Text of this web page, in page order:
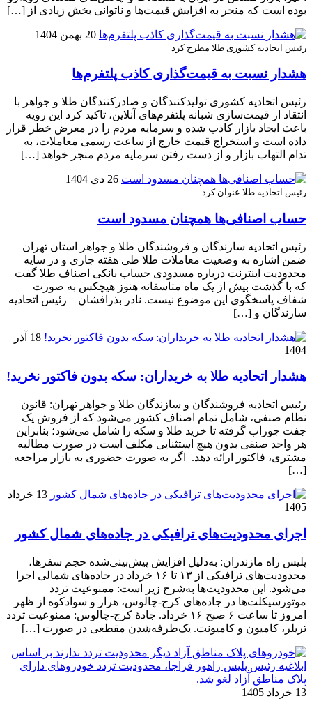
بوده است که منجر به افزایش قیمت‌ها و ناتوانی بخش زیادی از […]
20 بهمن 1404
رئیس اتحادیه کشوری طلا مطرح کرد
هشدار نسبت به قیمت‌گذاری کاذب پلتفرم‌ها
رئیس اتحادیه کشوری تولیدکنندگان و صادرکنندگان طلا و جواهر با
انتقاد از قیمت‌سازی شبانه پلتفرم‌های آنلاین، تاکید کرد این رویه
باعث ایجاد بازار کاذب شده و سرمایه مردم را در معرض خطر قرار
داده است و استخراج قیمت خارج از ساعت رسمی معاملات، به
تدام التهاب بازار و از دست رفتن سرمایه مردم منجر خواهد […]
26 دی 1404
رئیس اتحادیه طلا عنوان کرد
حساب اصنافی‌ها همچنان مسدود است
رئیس اتحادیه سازندگان و فروشندگان طلا و جواهر استان تهران
ضمن اشاره به وضعیت معاملات طلا طی هفته جاری و در سایه
محدودیت اینترنت درباره مسدودی حساب بانکی اصناف طلا گفت
که با گذشت بیش از یک ماه متاسفانه هنوز هیچکس به صورت
شفاف پاسخگوی این موضوع نیست. نادر بذرافشان – رئیس اتحادیه
سازندگان و […]
18 آذر
1404
هشدار اتحادیه طلا به خریداران: سکه بدون فاکتور نخرید!
رئیس اتحادیه فروشندگان و سازندگان طلا و جواهر تهران: قانون
نظام صنفی، شامل تمام اصناف کشور می‌شود که از فروش یک
جفت جوراب گرفته تا خرید طلا و سکه را شامل می‌شود؛ بنابراین
هر واحد صنفی بدون هیچ استثنایی مکلف است در صورت مطالبه
مشتری، فاکتور ارائه دهد. اگر به صورت حضوری به بازار مراجعه
[…]
13 خرداد
1405
اجرای محدودیت‌های ترافیکی در جاده‌های شمال کشور
پلیس راه مازندران: به‌دلیل افزایش پیش‌بینی‌شده حجم سفرها،
محدودیت‌های ترافیکی از ۱۳ تا ۱۶ خرداد در جاده‌های شمالی اجرا
می‌شود. این محدودیت‌ها به‌شرح زیر است: ممنوعیت تردد
موتورسیکلت‌ها در جاده‌های کرج-چالوس، هراز و سوادکوه از ظهر
امروز تا ساعت ۶ صبح ۱۶ خرداد. جادهٔ کرج-چالوس: ممنوعیت تردد
تریلر، کامیون و کامیونت. یک‌طرفه‌شدن مقطعی در صورت […]
13 خرداد 1405